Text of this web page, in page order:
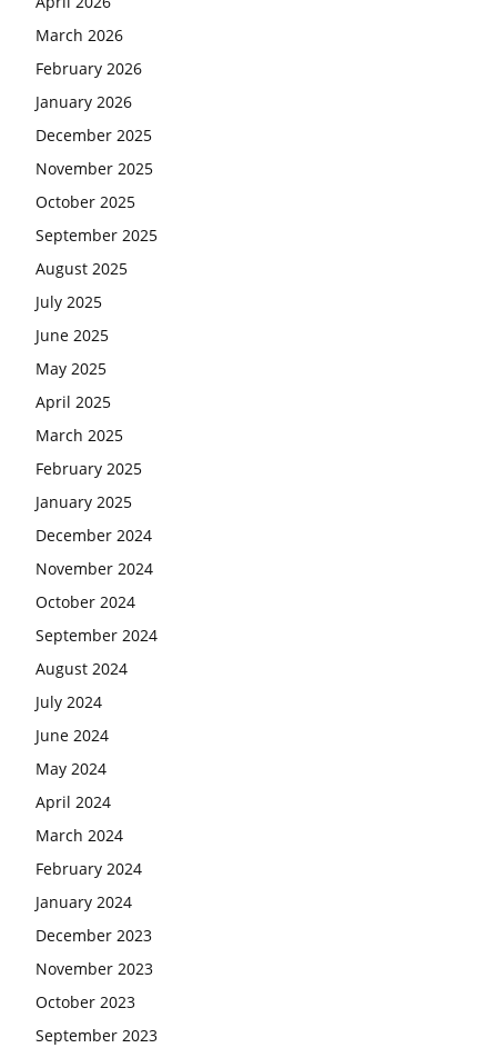
March 2026
February 2026
January 2026
December 2025
November 2025
October 2025
September 2025
August 2025
July 2025
June 2025
May 2025
April 2025
March 2025
February 2025
January 2025
December 2024
November 2024
October 2024
September 2024
August 2024
July 2024
June 2024
May 2024
April 2024
March 2024
February 2024
January 2024
December 2023
November 2023
October 2023
September 2023